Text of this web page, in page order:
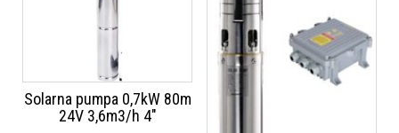
Solarna pumpa 0,7kW 80m
24V 3,6m3/h 4″